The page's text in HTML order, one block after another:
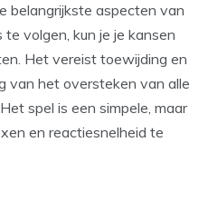
belangrijkste aspecten van
volgen, kun je je kansen
Het vereist toewijding en
van het oversteken van alle
spel is een simpele, maar
en reactiesnelheid te